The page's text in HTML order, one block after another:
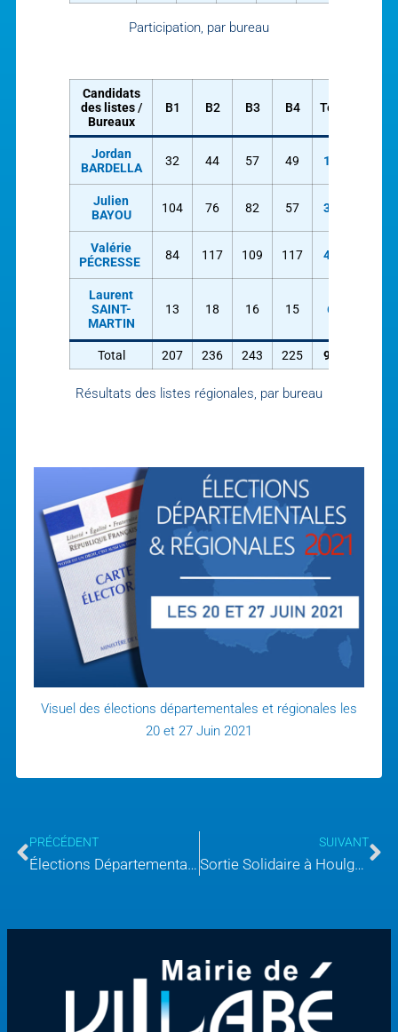
Participation, par bureau
Candidats
des listes/
Bureaux
B1 B2 B3 B4 Total
Jordan
BARDELLA
32 44 57 49 182
Julien
BAYOU
104 76 82 57 349
Valérie
PÉCRESSE
84 117 109 117 427
Laurent
SAINT-
MARTIN
13 18 16 15 62
Total 207 236 243 225 911
Résultats des listes régionales, par bureau
Visuel des élections départementales et régionales les
20 et 27 Juin 2021
PRÉCÉDENT
Élections Départementales 2021
SUIVANT
Sortie Solidaire à Houlgate